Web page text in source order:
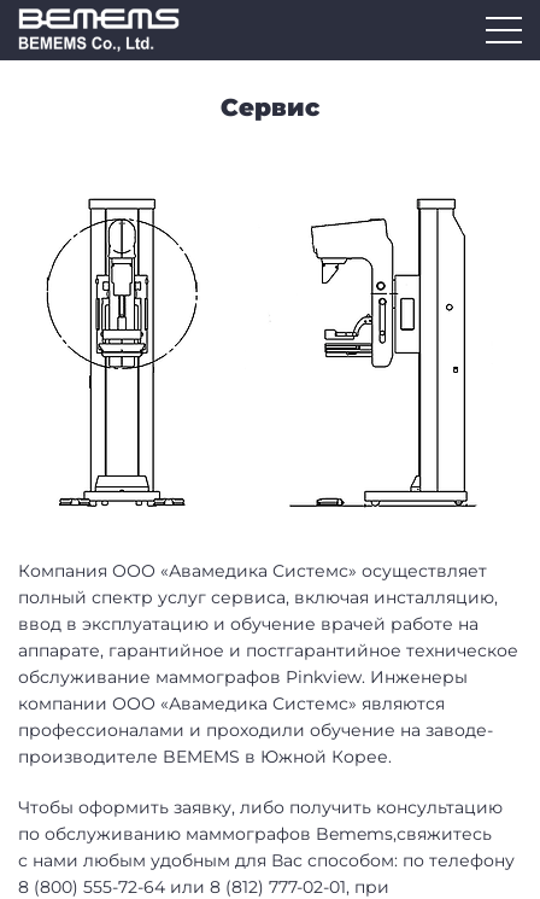
Сервис
Компания ООО «Авамедика Системс» осуществляет
полный спектр услуг сервиса, включая инсталляцию,
ввод в эксплуатацию и обучение врачей работе на
аппарате, гарантийное и постгарантийное техническое
обслуживание маммографов Pinkview. Инженеры
компании ООО «Авамедика Системс» являются
профессионалами и проходили обучение на заводе-
производителе BEMEMS в Южной Корее.
Чтобы оформить заявку, либо получить консультацию
по обслуживанию маммографов Bemems,свяжитесь
с нами любым удобным для Вас способом: по телефону
8 (800) 555-72-64 или 8 (812) 777-02-01, при